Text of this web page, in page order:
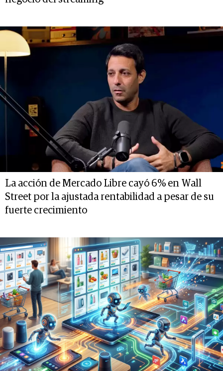
La acción de Mercado Libre cayó 6% en Wall
Street por la ajustada rentabilidad a pesar de su
fuerte crecimiento